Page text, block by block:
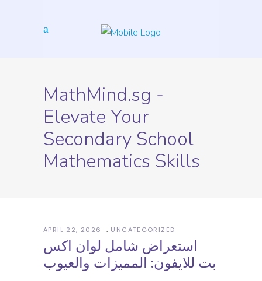
MathMind.sg -
Elevate Your
Secondary School
Mathematics Skills
APRIL 22, 2026 UNCATEGORIZED
استعراض شامل لوان اكس
بت للايفون: المميزات والعيوب